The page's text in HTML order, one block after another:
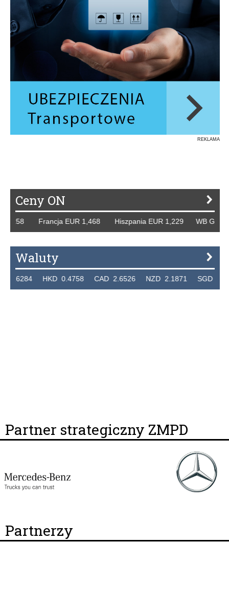
REKLAMA
Ceny ON
Francja EUR 1,468 Hiszpania EUR 1,229 WB GBP
Waluty
HKD 0.4758 CAD 2.6526 NZD 2.1871 SGD
Partner strategiczny ZMPD
Partnerzy